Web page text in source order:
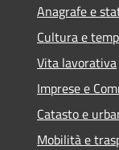
Anagrafe e
Cultura e
Vita lavorativa
Imprese e
Catasto e
Mobilità e